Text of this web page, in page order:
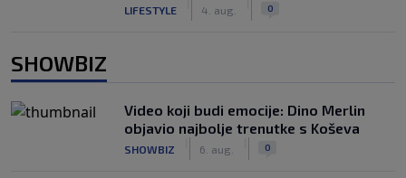
LIFESTYLE 4. aug. 0
SHOWBIZ
Video koji budi emocije: Dino Merlin
objavio najbolje trenutke s Koševa
SHOWBIZ 6. aug. 0